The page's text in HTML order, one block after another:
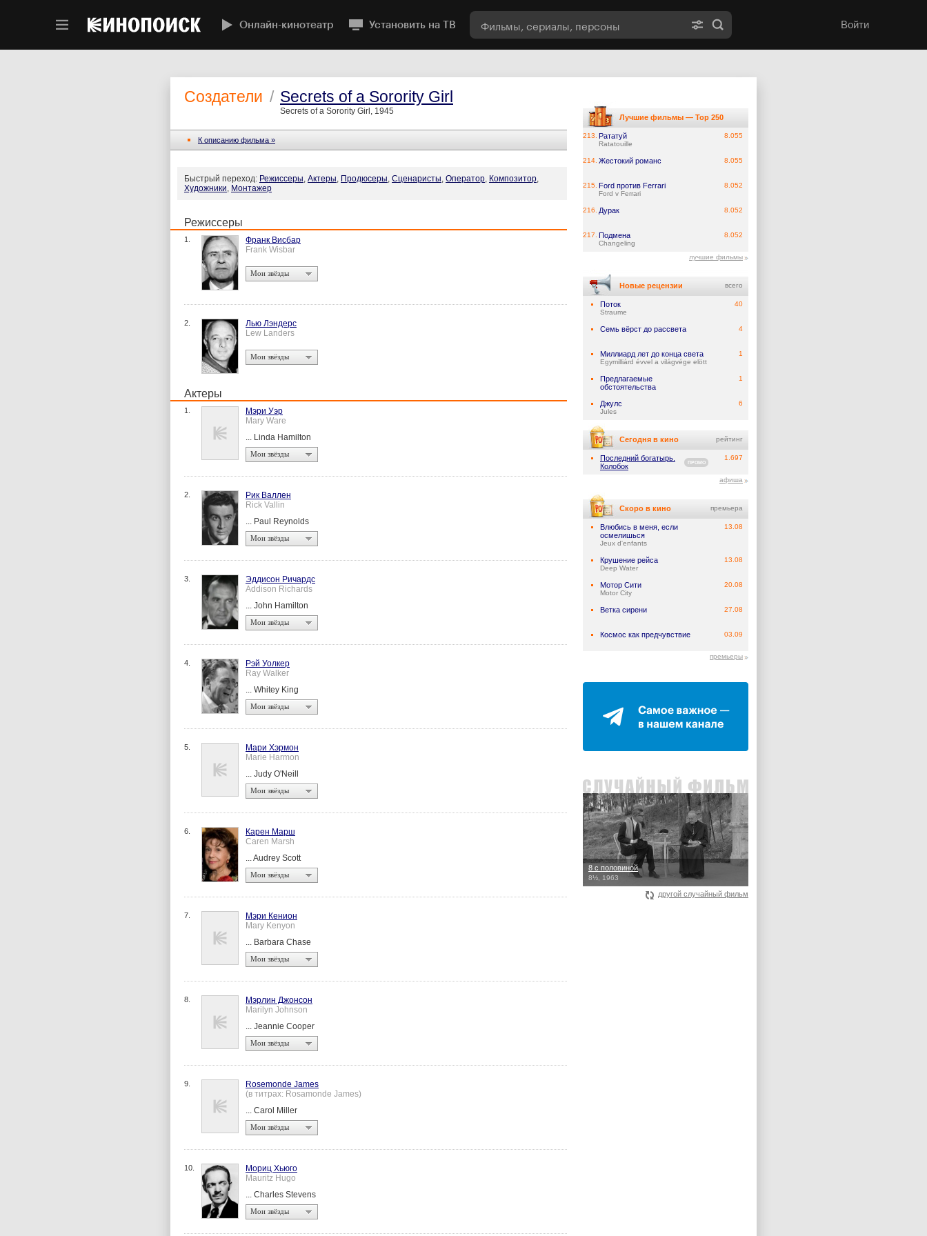
Онлайн-кинотеатр Установить на ТВ Войти
Создатели / Secrets of a Sorority Girl
Secrets of a Sorority Girl, 1945
К описанию фильма »
Быстрый переход: Режиссеры, Актеры, Продюсеры, Сценаристы, Оператор, Композитор,
Художники, Монтажер
Режиссеры
1.
Франк Висбар
Frank Wisbar
Мои звёзды
2.
Лью Лэндерс
Lew Landers
Мои звёзды
Актеры
1.
Мэри Уэр
Mary Ware
... Linda Hamilton
Мои звёзды
2.
Рик Валлен
Rick Vallin
... Paul Reynolds
Мои звёзды
3.
Эддисон Ричардс
Addison Richards
... John Hamilton
Мои звёзды
4.
Рэй Уолкер
Ray Walker
... Whitey King
Мои звёзды
5.
Мари Хэрмон
Marie Harmon
... Judy O'Neill
Мои звёзды
6.
Карен Марш
Caren Marsh
... Audrey Scott
Мои звёзды
7.
Мэри Кенион
Mary Kenyon
... Barbara Chase
Мои звёзды
8.
Мэрлин Джонсон
Marilyn Johnson
... Jeannie Cooper
Мои звёзды
9.
Rosemonde James
(в титрах: Rosamonde James)
... Carol Miller
Мои звёзды
10.
Мориц Хьюго
Mauritz Hugo
... Charles Stevens
Мои звёзды
Лучшие фильмы — Top 250
213. Рататуй
Ratatouille
8.055
214. Жестокий романс 8.055
215. Ford против Ferrari
Ford v Ferrari
8.052
216. Дурак 8.052
217. Подмена
Changeling
8.052
лучшие фильмы
Новые рецензии всего
Поток
Straume
40
Семь вёрст до рассвета 4
Миллиард лет до конца света
Egymilliárd évvel a világvége elött
1
Предлагаемые
обстоятельства
1
Джулс
Jules
6
Сегодня в кино рейтинг
Последний богатырь.
Колобок
ПРОМО
1.697
афиша
Скоро в кино премьера
Влюбись в меня, если
осмелишься
Jeux d'enfants
13.08
Крушение рейса
Deep Water
13.08
Мотор Сити
Motor City
20.08
Ветка сирени 27.08
Космос как предчувствие 03.09
премьеры
8 с половиной
8½, 1963
другой случайный фильм